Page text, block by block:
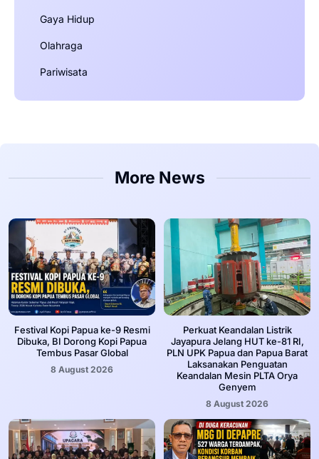
Gaya Hidup
Olahraga
Pariwisata
More News
Festival Kopi Papua ke-9 Resmi
Dibuka, BI Dorong Kopi Papua
Tembus Pasar Global
8 August 2026
Perkuat Keandalan Listrik
Jayapura Jelang HUT ke-81 RI,
PLN UPK Papua dan Papua Barat
Laksanakan Penguatan
Keandalan Mesin PLTA Orya
Genyem
8 August 2026